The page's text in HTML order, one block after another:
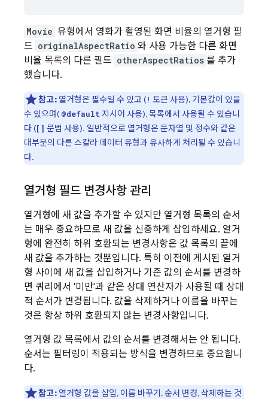
Movie 유형에서 영화가 촬영된 화면 비율의 열거형 필
드 originalAspectRatio 와 사용 가능한 다른 화면
비율 목록의 다른 필드 otherAspectRatios 를 추가
했습니다.
참고:열거형은 필수일 수 있고 (! 토큰 사용), 기본값이 있을
수 있으며( @default 지시어 사용), 목록에서 사용될 수 있습니
다 ([] 문법 사용). 일반적으로 열거형은 문자열 및 정수와 같은
대부분의 다른 스칼라 데이터 유형과 유사하게 처리될 수 있습니
다.
열거형 필드 변경사항 관리
열거형에 새 값을 추가할 수 있지만 열거형 목록의 순서
는 매우 중요하므로 새 값을 신중하게 삽입하세요. 열거
형에 완전히 하위 호환되는 변경사항은 값 목록의 끝에
새 값을 추가하는 것뿐입니다. 특히 이전에 게시된 열거
형 사이에 새 값을 삽입하거나 기존 값의 순서를 변경하
면 쿼리에서 '미만'과 같은 상대 연산자가 사용될 때 상대
적 순서가 변경됩니다. 값을 삭제하거나 이름을 바꾸는
것은 항상 하위 호환되지 않는 변경사항입니다.
열거형 값 목록에서 값의 순서를 변경해서는 안 됩니다.
순서는 필터링이 적용되는 방식을 변경하므로 중요합니
다.
참고:열거형 값을 삽입, 이름 바꾸기, 순서 변경, 삭제하는 것